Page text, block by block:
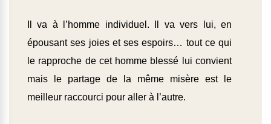
Il va à l’homme individuel. Il va vers lui, en
épousant ses joies et ses espoirs… tout ce qui
le rapproche de cet homme blessé lui convient
mais le partage de la même misère est le
meilleur raccourci pour aller à l’autre.